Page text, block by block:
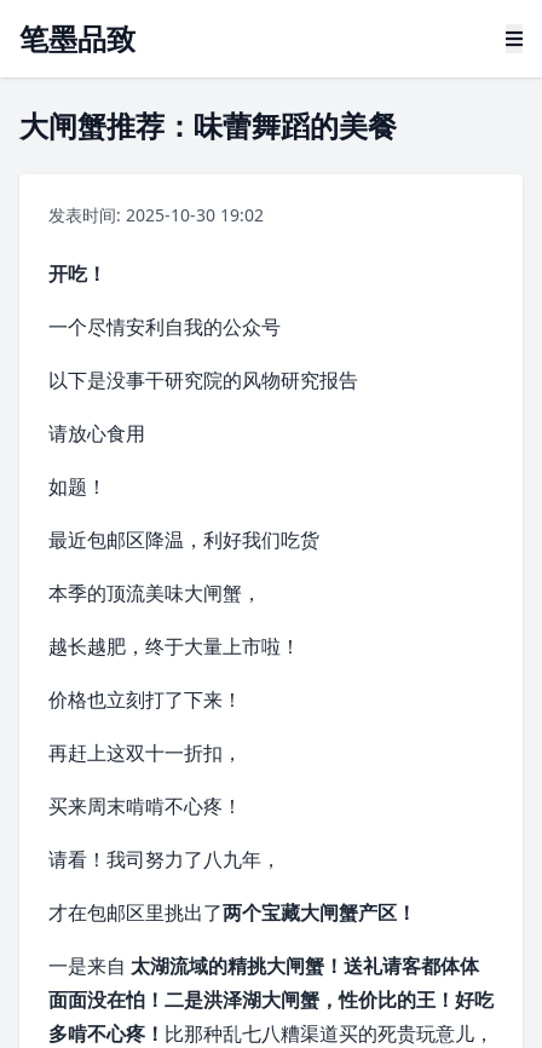
笔墨品致
大闸蟹推荐：味蕾舞蹈的美餐
发表时间: 2025-10-30 19:02
开吃！
一个尽情安利自我的公众号
以下是没事干研究院的风物研究报告
请放心食用
如题！
最近包邮区降温，利好我们吃货
本季的顶流美味大闸蟹 ，
越长越肥，终于大量上市啦！
价格也立刻打了下来！
再赶上这双十一折扣，
买来周末啃啃不心疼！
请看！我司努力了八九年，
才在包邮区里挑出了两个宝藏大闸蟹产区！
一是来自 太湖流域的精挑大闸蟹！ 送礼请客都体体
面面没在怕！ 二是洪泽湖大闸蟹 ，性价比的王！好吃
多啃不心疼！ 比那种乱七八糟渠道买的死贵玩意儿，